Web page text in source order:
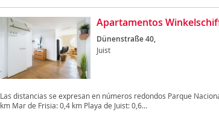
Apartamentos
Dünenstraße 40,
Juist
Las distancias se expresan en números redondos Parque
km Mar de Frisia: 0,4 km Playa de Juist: 0,6...